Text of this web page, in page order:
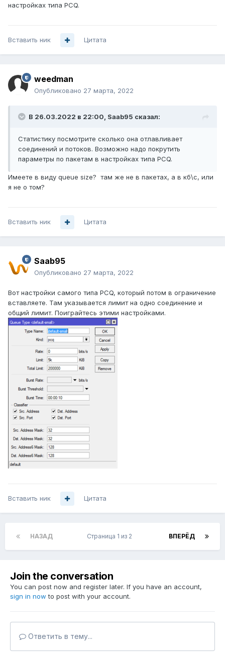
настройках типа PCQ.
Вставить ник Цитата
weedman
Опубликовано 27 марта, 2022
В 26.03.2022 в 22:00, Saab95 сказал:
Статистику посмотрите сколько она отлавливает
соединений и потоков. Возможно надо покрутить
параметры по пакетам в настройках типа PCQ.
Имеете в виду queue size? там же не в пакетах, а в кб\с, или
я не о том?
Вставить ник Цитата
Saab95
Опубликовано 27 марта, 2022
Вот настройки самого типа PCQ, который потом в ограничение
вставляете. Там указывается лимит на одно соединение и
общий лимит. Поиграйтесь этими настройками.
Вставить ник Цитата
НАЗАД ВПЕРЁД
Страница 1 из 2
Join the conversation
You can post now and register later. If you have an account,
sign in now to post with your account.
Ответить в тему...